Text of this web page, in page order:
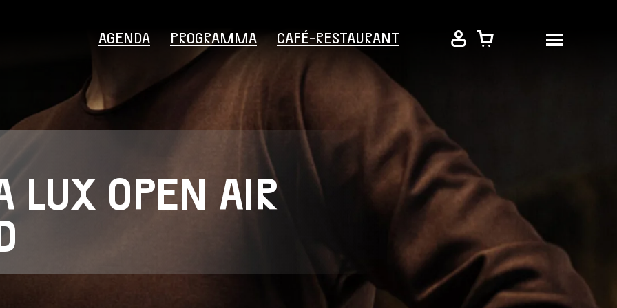
AGENDA PROGRAMMA CAFÉ-RESTAURANT
Bezoekersinformatie
LUX OPEN AIR